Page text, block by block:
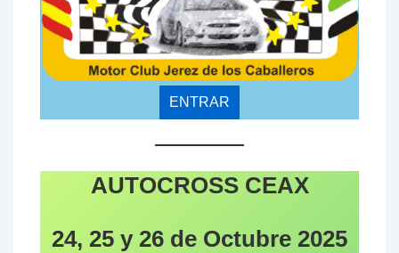
ENTRAR
AUTOCROSS CEAX
24, 25 y 26 de Octubre 2025